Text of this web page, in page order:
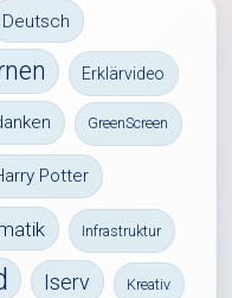
Deutsch
Erklärvideo
GreenScreen
Potter
Infrastruktur
Iserv Kreativ